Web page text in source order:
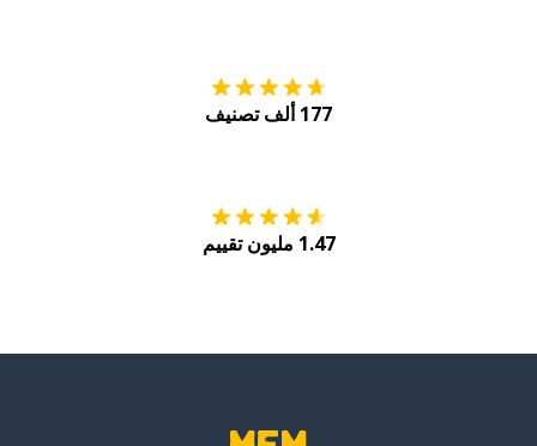
177 ألف تصنيف
1.47 مليون تقييم